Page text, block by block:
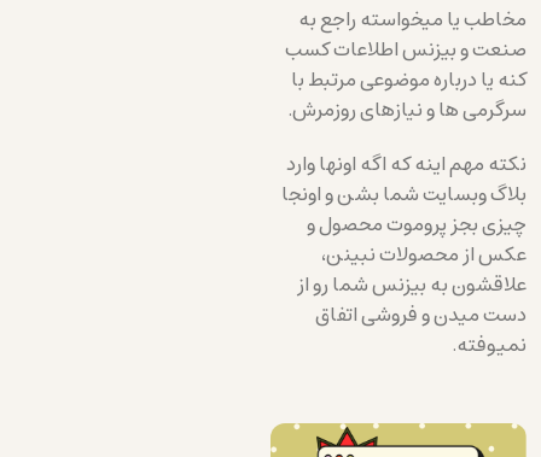
مخاطب یا میخواسته راجع به
صنعت و بیزنس اطلاعات کسب
کنه یا درباره موضوعی مرتبط با
سرگرمی ها و نیازهای روزمرش.
نکته مهم اینه که اگه اونها وارد
بلاگ وبسایت شما بشن و اونجا
چیزی بجز پروموت محصول و
عکس از محصولات نبینن،
علاقشون به بیزنس شما رو از
دست میدن و فروشی اتفاق
نمیوفته.